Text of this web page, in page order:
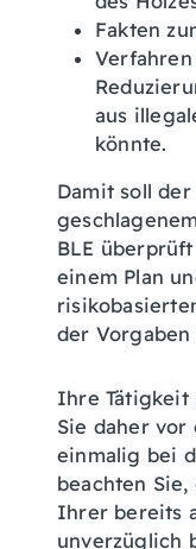
Fakten
aus
könnte.
Damit soll
BLE
einem Plan
der
Ihre Tätigkeit
Sie daher
einmalig bei
beachten Sie,
Ihrer bereits
unverzüglich